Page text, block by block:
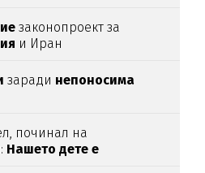
законопроект за
и Иран
заради непоносима
починал на
Нашето дете е